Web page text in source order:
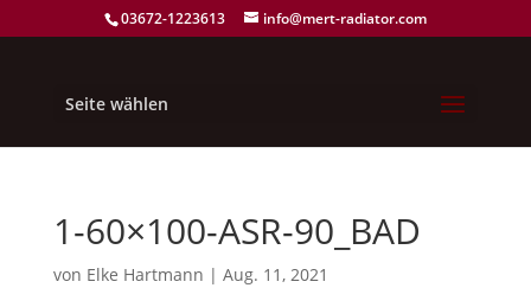
03672-1223613 info@mert-radiator.com
Seite wählen
1-60×100-ASR-90_BAD
von Elke Hartmann | Aug. 11, 2021